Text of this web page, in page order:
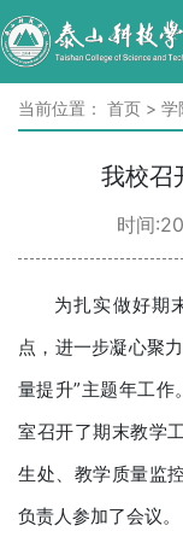
当前位置： 首页 > 学
我校召
时间
为扎实做好期
点，进一步凝心聚
量提升”主题年工
室召开了期末教学
生处、教学质量监
负责人参加了会议。